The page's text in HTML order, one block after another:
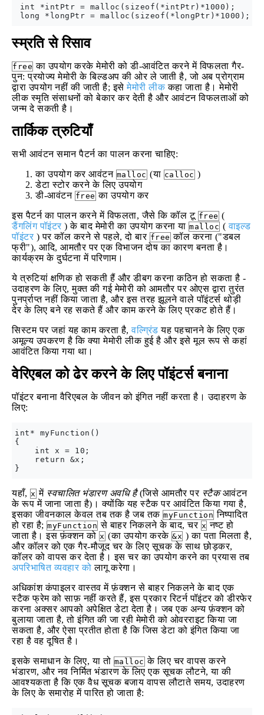
int *intPtr = malloc(sizeof(*intPtr)*1000);
स्म्रति से रिसाव
free का उपयोग करके मेमोरी को डी-आवंटित करने में विफलता गैर-
पुन: प्रयोज्य मेमोरी के बिल्डअप की ओर ले जाती है, जो अब प्रोग्राम
द्वारा उपयोग नहीं की जाती है; इसेमेमोरी लीक कहा जाता है। मेमोरी
लीक स्मृति संसाधनों को बेकार कर देती है और आवंटन विफलताओं को
जन्म दे सकती है।
तार्किक त्रुटियाँ
सभी आवंटन समान पैटर्न का पालन करना चाहिए:
का उपयोग कर आवंटन malloc (या calloc )
डेटा स्टोर करने के लिए उपयोग
डी-आवंटन free का उपयोग कर
इस पैटर्न का पालन करने में विफलता, जैसे कि कॉल टू free (
डैंगलिंग पॉइंटर ) के बाद मेमोरी का उपयोग करना या malloc (वाइल्ड
पॉइंटर ) पर कॉल करने से पहले, दो बार free कॉल करना ("डबल
फ्री"), आदि, आमतौर पर एक विभाजन दोष का कारण बनता है।
कार्यक्रम के दुर्घटना में परिणाम।
ये त्रुटियां क्षणिक हो सकती हैं और डीबग करना कठिन हो सकता है -
उदाहरण के लिए, मुक्त की गई मेमोरी को आमतौर पर ओएस द्वारा तुरंत
पुनर्प्राप्त नहीं किया जाता है, और इस तरह झूलने वाले पॉइंटर्स थोड़ी
देर के लिए बने रह सकते हैं और काम करने के लिए प्रकट होते हैं।
सिस्टम पर जहां यह काम करता है,वल्ग्रिंड यह पहचानने के लिए एक
अमूल्य उपकरण है कि क्या मेमोरी लीक हुई है और इसे मूल रूप से कहां
आवंटित किया गया था।
वेरिएबल को ढेर करने के लिए पॉइंटर्स बनाना
पॉइंटर बनाना वैरिएबल के जीवन को इंगित नहीं करता है। उदाहरण के
लिए:
int* myFunction()
{
    int x = 10;
    return &x;
यहाँ, x में स्वचालित भंडारण अवधि है(जिसे आमतौर पर स्टैकआवंटन
के रूप में जाना जाता है)। क्योंकि यह स्टैक पर आवंटित किया गया है,
इसका जीवनकाल केवल तब तक है जब तक myFunction निष्पादित
हो रहा है; myFunction से बाहर निकलने के बाद, चर x नष्ट हो
जाता है। इस फ़ंक्शन को x (का उपयोग करके &x ) का पता मिलता है,
और कॉलर को एक गैर-मौजूद चर के लिए सूचक के साथ छोड़कर,
कॉलर को वापस कर देता है। इस चर का उपयोग करने का प्रयास तब
अपरिभाषित व्यवहार को लागू करेगा।
अधिकांश कंपाइलर वास्तव में फ़ंक्शन से बाहर निकलने के बाद एक
स्टैक फ्रेम को साफ़ नहीं करते हैं, इस प्रकार रिटर्न पॉइंटर को डीरफेर
करना अक्सर आपको अपेक्षित डेटा देता है। जब एक अन्य फ़ंक्शन को
बुलाया जाता है, तो इंगित की जा रही मेमोरी को ओवरराइट किया जा
सकता है, और ऐसा प्रतीत होता है कि जिस डेटा को इंगित किया जा
रहा है वह दूषित है।
इसके समाधान के लिए, या तो malloc के लिए चर वापस करने
भंडारण, और नव निर्मित भंडारण के लिए एक सूचक लौटने, या की
आवश्यकता है कि एक वैध सूचक बजाय वापस लौटाते समय, उदाहरण
के लिए के समारोह में पारित हो जाता है: